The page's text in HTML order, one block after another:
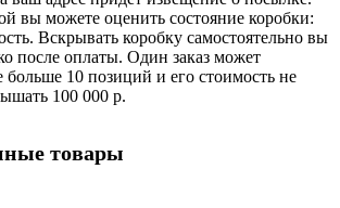
вы можете оценить состояние коробки:
Вскрывать коробку самостоятельно вы
после оплаты. Один заказ может
больше 10 позиций и его стоимость не
100 000 р.
товары